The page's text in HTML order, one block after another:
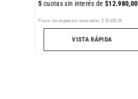
5 cuotas sin interés de$12.980,00
Precio sin impuestos nacionales: $ 53.635,54
VISTA RÁPIDA